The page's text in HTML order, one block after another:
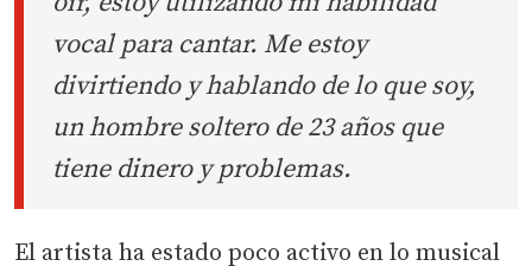
vocal para cantar. Me estoy
divirtiendo y hablando de lo que soy,
un hombre soltero de 23 años que
tiene dinero y problemas.
El artista ha estado poco activo en lo musical